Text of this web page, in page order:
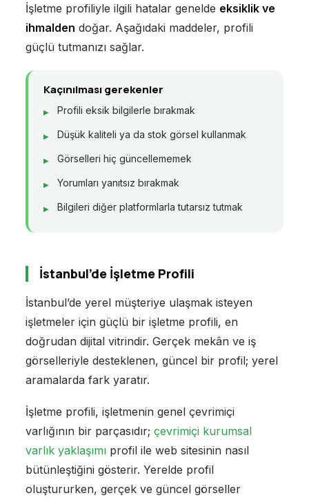
İşletme profiliyle ilgili hatalar genelde eksiklik ve
ihmalden doğar. Aşağıdaki maddeler, profili
güçlü tutmanızı sağlar.
Kaçınılması gerekenler
Profili eksik bilgilerle bırakmak
Düşük kaliteli ya da stok görsel kullanmak
Görselleri hiç güncellememek
Yorumları yanıtsız bırakmak
Bilgileri diğer platformlarla tutarsız tutmak
İstanbul’de İşletme Profili
İstanbul’de yerel müşteriye ulaşmak isteyen
işletmeler için güçlü bir işletme profili, en
doğrudan dijital vitrindir. Gerçek mekân ve iş
görselleriyle desteklenen, güncel bir profil; yerel
aramalarda fark yaratır.
İşletme profili, işletmenin genel çevrimiçi
varlığının bir parçasıdır; çevrimiçi kurumsal
varlık yaklaşımıprofil ile web sitesinin nasıl
bütünleştiğini gösterir. Yerelde profil
oluştururken, gerçek ve güncel görseller